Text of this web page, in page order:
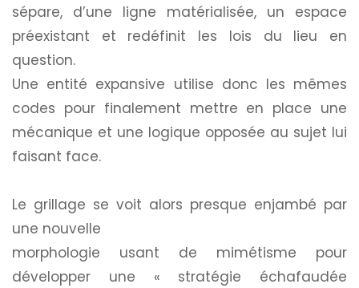
sépare, d’une ligne matérialisée, un espace
préexistant et redéfinit les lois du lieu en
question.
Une entité expansive utilise donc les mêmes
codes pour finalement mettre en place une
mécanique et une logique opposée au sujet lui
faisant face.
Le grillage se voit alors presque enjambé par
une nouvelle
morphologie usant de mimétisme pour
développer une « stratégie échafaudée